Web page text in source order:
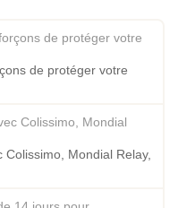
de protéger votre
Mondial Relay,